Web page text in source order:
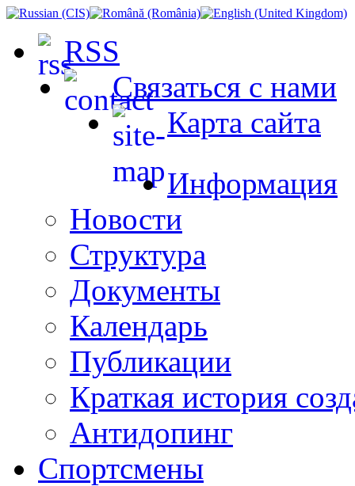
RSS
Связаться с нами
Карта сайта
Информация
Новости
Структура
Документы
Календарь
Публикации
Краткая история
Антидопинг
Спортсмены